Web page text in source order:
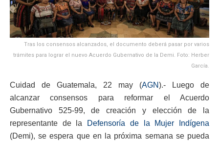
Tras los consensos alcanzados, el documento deberá pasar por varios
trámites para lograr el nuevo Acuerdo Gubernativo de la Demi. Foto: Herber
García.
Cuidad de Guatemala, 22 may (AGN).- Luego de
alcanzar consensos para reformar el Acuerdo
Gubernativo 525-99, de creación y elección de la
representante de la
Defensoría de la Mujer Indígena
(Demi), se espera que en la próxima semana se pueda